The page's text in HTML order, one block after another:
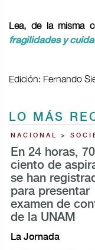
Lea, de la misma
fragilidades y
Edición: Fernando
LO MÁS
NACIONAL >
En 24 horas,
ciento de
se han
para presentar
examen de
de la UNAM
La Jornada